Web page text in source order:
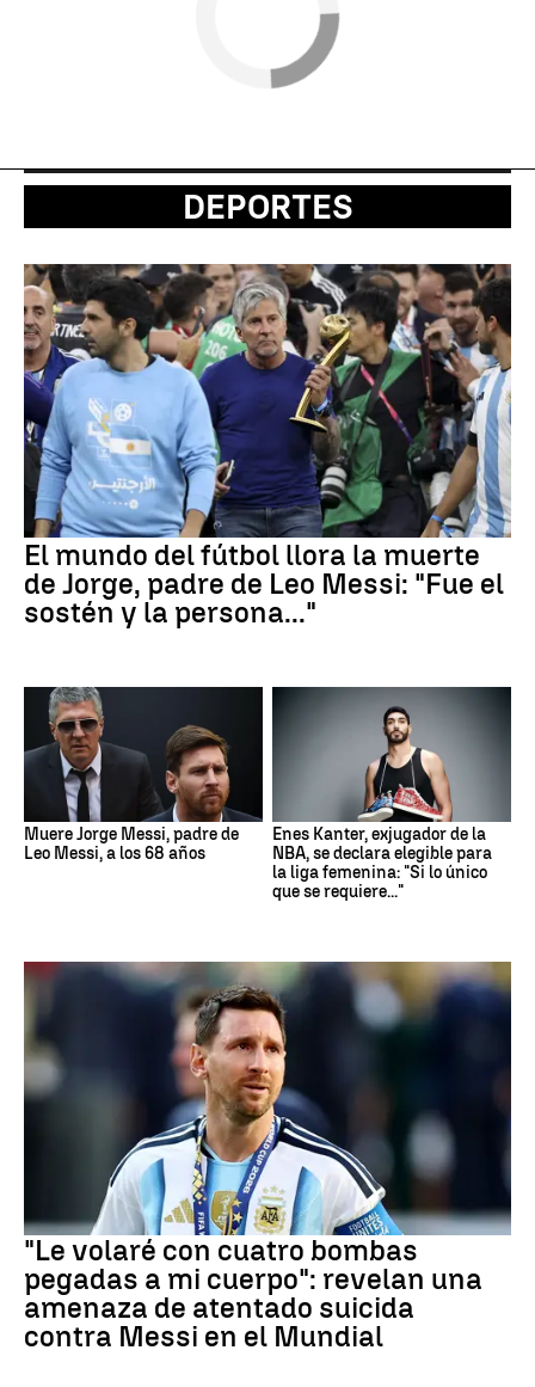
DEPORTES
El mundo del fútbol llora la muerte
de Jorge, padre de Leo Messi: "Fue el
sostén y la persona..."
Muere Jorge Messi, padre de
Leo Messi, a los 68 años
Enes Kanter, exjugador de la
NBA, se declara elegible para
la liga femenina: "Si lo único
que se requiere..."
Mundial 2026
"Le volaré con cuatro bombas
pegadas a mi cuerpo": revelan una
amenaza de atentado suicida
contra Messi en el Mundial